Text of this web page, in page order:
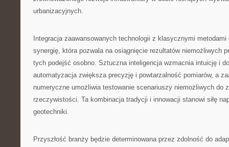
urbanizacyjnych.
Integracja zaawansowanych technologii z klasycznymi
synergię, która pozwala na osiągnięcie rezultatów niemożliwych
tych podejść osobno. Sztuczna inteligencja wzmacnia intuicję i
automatyzacja zwiększa precyzję i powtarzalność pomiarów, a
numeryczne umożliwia testowanie scenariuszy niemożliwych do
rzeczywistości. Ta kombinacja tradycji i innowacji stanowi siłę
geotechniki.
Przyszłość branży będzie determinowana przez zdolność do